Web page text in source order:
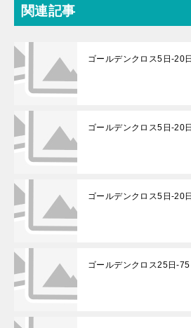
関連記事
ゴールデンクロス5日-20
ゴールデンクロス5日-20
ゴールデンクロス5日-20
ゴールデンクロス25日-